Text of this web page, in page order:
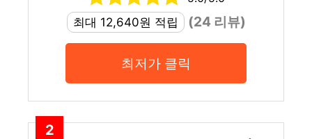
최대 12,640원 적립
(24 리뷰)
최저가 클릭
2